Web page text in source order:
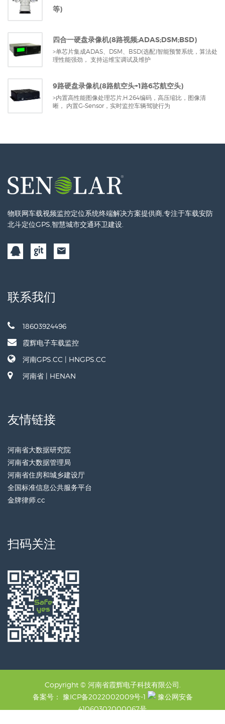
等)
四合一硬盘录像机(8路视频;ADAS;DSM;BSD)
>单芯片集成ADAS、DSM、BSD(选配)智能预警系统，算法处
理性能强劲， 支持运维宝调试及维护
9路硬盘录像机(8路航空头+1路6芯航空头)
>内置高性能图像处理芯片,H.264编码，高压缩比，图像清
晰， 内置G-Sensor，实时监控车辆驾驶行为
物联网车载视频监控定位系统终端解决方案提供商,专注于车载安防
北斗定位GPS,智慧城市交通环卫建设.
联系我们
18603924496
霞辉电子车载监控
河南GPS.CC | HNGPS.CC
河南省 | HENAN
友情链接
河南省大数据研究院
河南省大数据管理局
河南省住房和城乡建设厅
全国标准信息公共服务平台
金牌律师.cc
扫码关注
Copyright © 河南省霞辉电子科技有限公司.
备案号： 豫ICP备2022002009号-1
豫公网安备
41060302000067号